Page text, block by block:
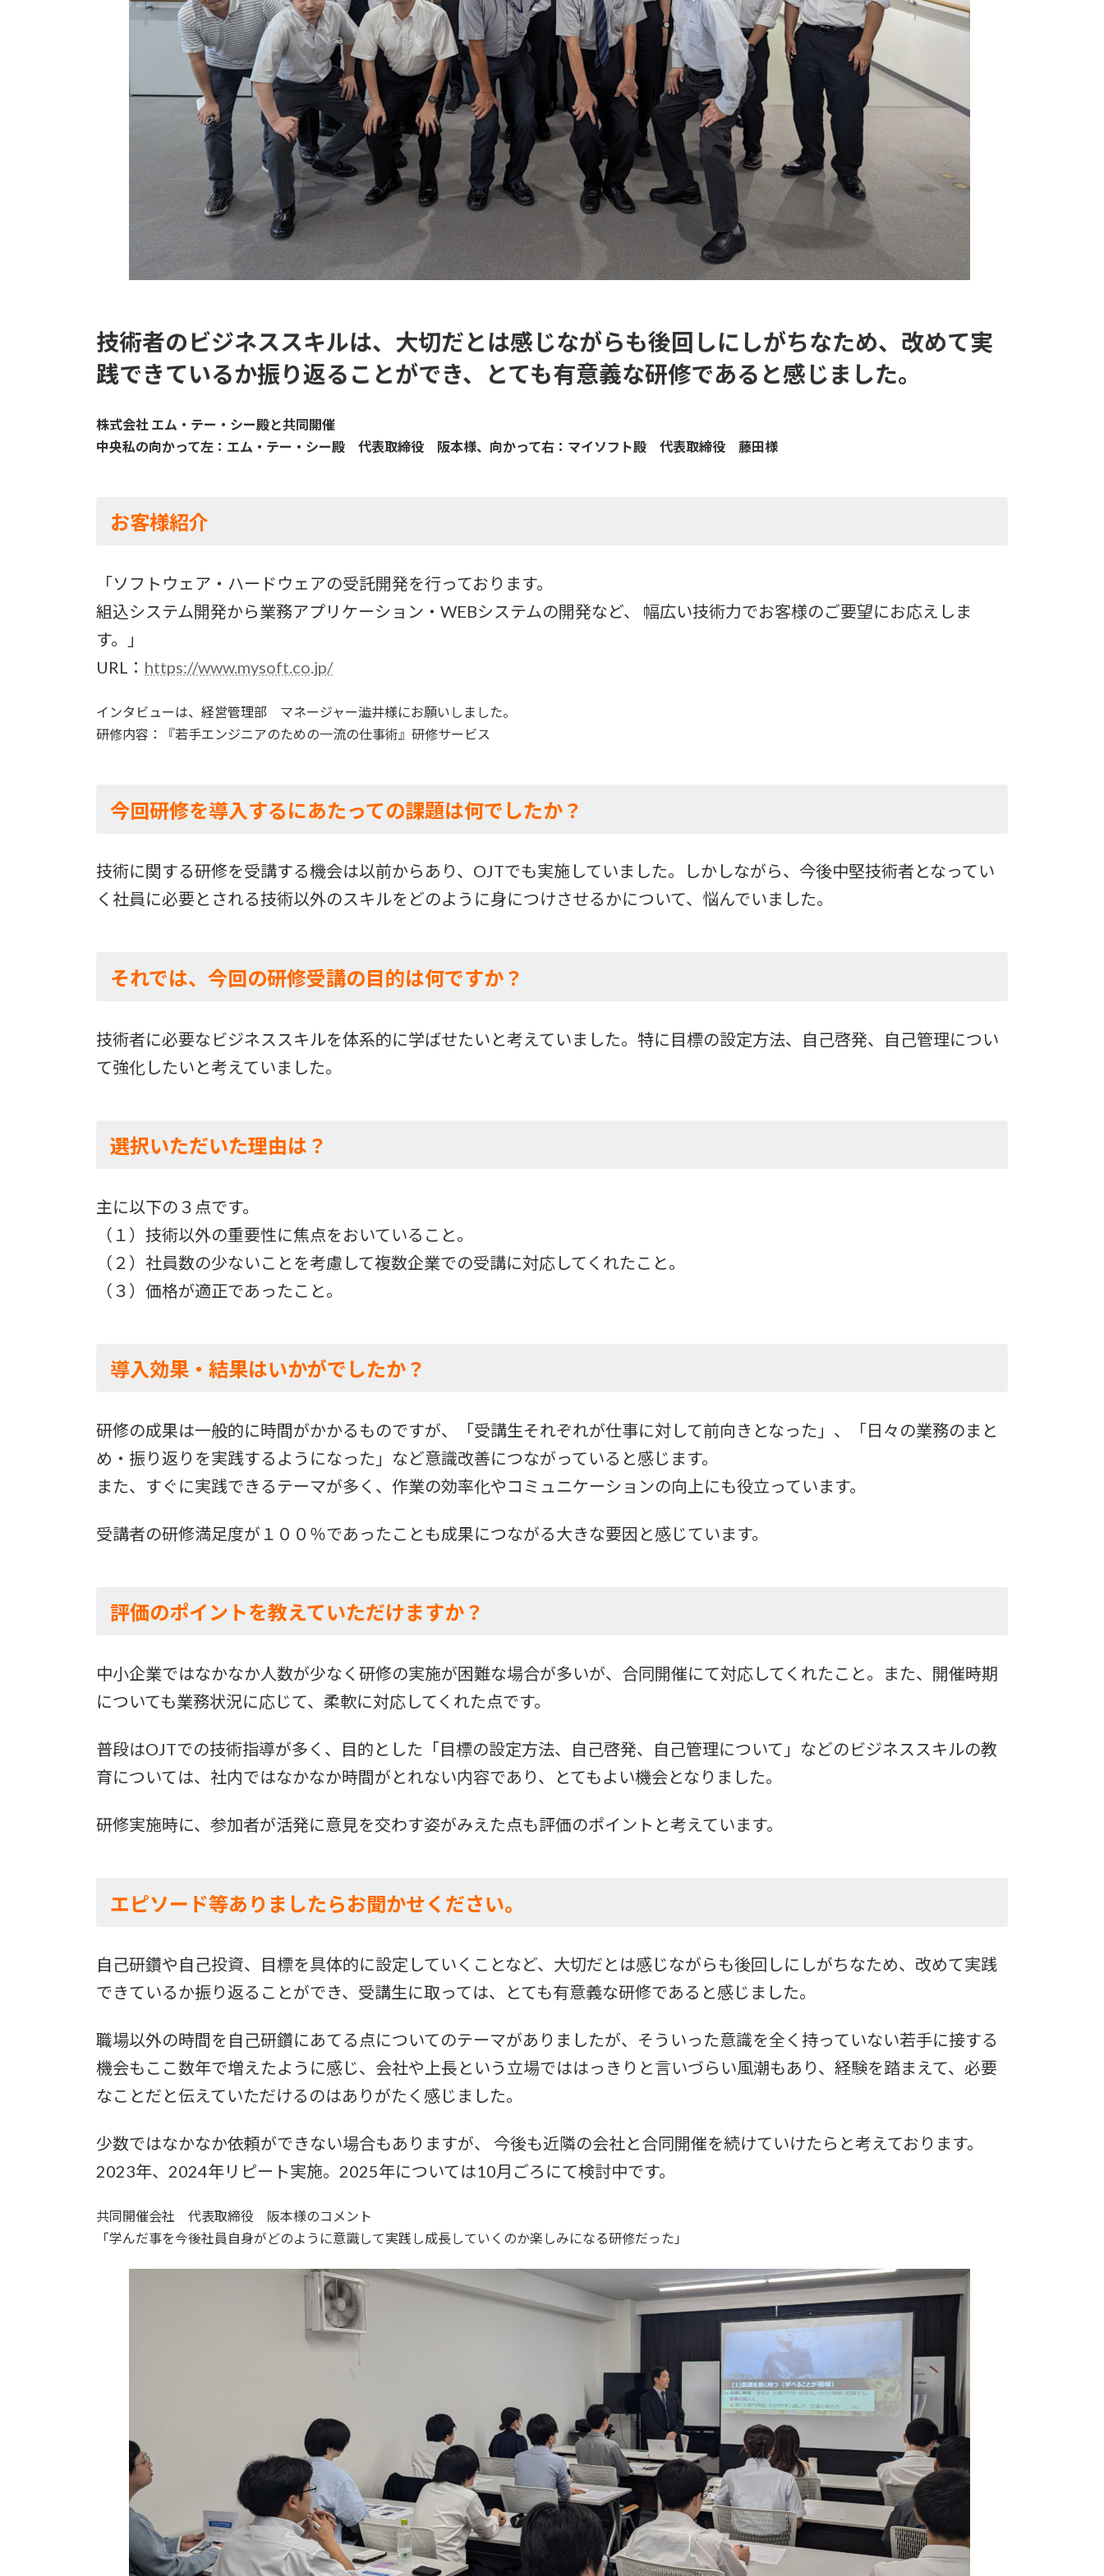
技術者のビジネススキルは、大切だとは感じながらも後回しにしがちなため、改めて実
践できているか振り返ることができ、とても有意義な研修であると感じました。
株式会社 エム・テー・シー殿と共同開催
中央私の向かって左：エム・テー・シー殿 代表取締役 阪本様、向かって右：マイソフト殿 代表取締役 藤田様
お客様紹介
「ソフトウェア・ハードウェアの受託開発を行っております。
組込システム開発から業務アプリケーション・WEBシステムの開発など、 幅広い技術力でお客様のご要望にお応えしま
す。」
URL： https://www.mysoft.co.jp/
インタビューは、経営管理部 マネージャー澁井様にお願いしました。
研修内容：『若手エンジニアのための一流の仕事術』研修サービス
今回研修を導入するにあたっての課題は何でしたか？
技術に関する研修を受講する機会は以前からあり、OJTでも実施していました。しかしながら、今後中堅技術者となってい
く社員に必要とされる技術以外のスキルをどのように身につけさせるかについて、悩んでいました。
それでは、今回の研修受講の目的は何ですか？
技術者に必要なビジネススキルを体系的に学ばせたいと考えていました。特に目標の設定方法、自己啓発、自己管理につい
て強化したいと考えていました。
選択いただいた理由は？
主に以下の３点です。
（１）技術以外の重要性に焦点をおいていること。
（２）社員数の少ないことを考慮して複数企業での受講に対応してくれたこと。
（３）価格が適正であったこと。
導入効果・結果はいかがでしたか？
研修の成果は一般的に時間がかかるものですが、「受講生それぞれが仕事に対して前向きとなった」、「日々の業務のまと
め・振り返りを実践するようになった」など意識改善につながっていると感じます。
また、すぐに実践できるテーマが多く、作業の効率化やコミュニケーションの向上にも役立っています。
受講者の研修満足度が１００％であったことも成果につながる大きな要因と感じています。
評価のポイントを教えていただけますか？
中小企業ではなかなか人数が少なく研修の実施が困難な場合が多いが、合同開催にて対応してくれたこと。また、開催時期
についても業務状況に応じて、柔軟に対応してくれた点です。
普段はOJTでの技術指導が多く、目的とした「目標の設定方法、自己啓発、自己管理について」などのビジネススキルの教
育については、社内ではなかなか時間がとれない内容であり、とてもよい機会となりました。
研修実施時に、参加者が活発に意見を交わす姿がみえた点も評価のポイントと考えています。
エピソード等ありましたらお聞かせください。
自己研鑽や自己投資、目標を具体的に設定していくことなど、大切だとは感じながらも後回しにしがちなため、改めて実践
できているか振り返ることができ、受講生に取っては、とても有意義な研修であると感じました。
職場以外の時間を自己研鑽にあてる点についてのテーマがありましたが、そういった意識を全く持っていない若手に接する
機会もここ数年で増えたように感じ、会社や上長という立場でははっきりと言いづらい風潮もあり、経験を踏まえて、必要
なことだと伝えていただけるのはありがたく感じました。
少数ではなかなか依頼ができない場合もありますが、 今後も近隣の会社と合同開催を続けていけたらと考えております。
2023年、2024年リピート実施。2025年については10月ごろにて検討中です。
共同開催会社 代表取締役 阪本様のコメント
「学んだ事を今後社員自身がどのように意識して実践し成長していくのか楽しみになる研修だった」